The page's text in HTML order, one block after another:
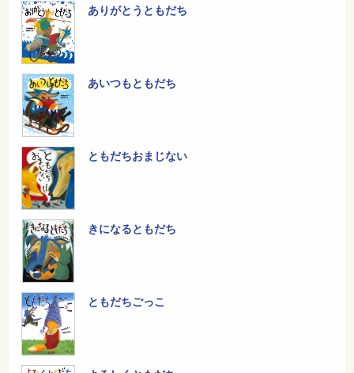
ありがとうともだち
あいつもともだち
ともだちおまじない
きになるともだち
ともだちごっこ